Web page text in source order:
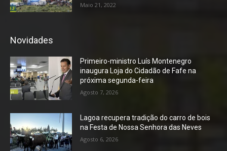
Maio 21, 2022
Novidades
Primeiro-ministro Luís Montenegro
inaugura Loja do Cidadão de Fafe na
próxima segunda-feira
Agosto 7, 2026
Lagoa recupera tradição do carro de bois
na Festa de Nossa Senhora das Neves
Agosto 6, 2026